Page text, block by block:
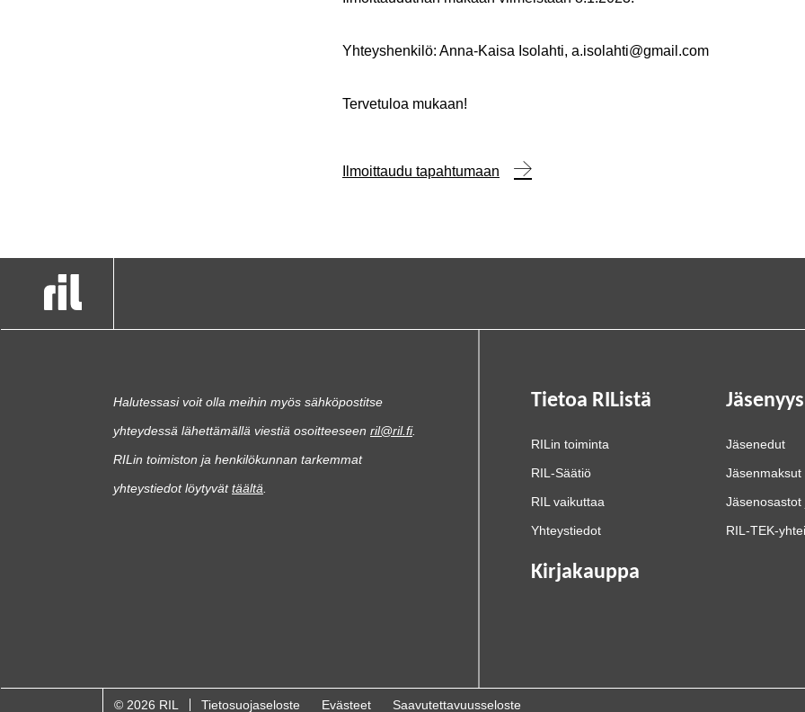
Yhteyshenkilö: Anna-Kaisa Isolahti, a.isolahti@gmail.com
Tervetuloa mukaan!
Ilmoittaudu tapahtumaan
Halutessasi voit olla meihin myös sähköpostitse
yhteydessä lähettämällä viestiä osoitteeseen ril@ril.fi.
RILin toimiston ja henkilökunnan tarkemmat
yhteystiedot löytyvättäältä
Tietoa RIListä
RILin toiminta
RIL-Säätiö
RIL vaikuttaa
Yhteystiedot
Jäsenyys
Jäsenedut
Jäsenmaksut
RIL-TEK-
Kirjakauppa
© 2026 RIL Tietosuojaseloste Evästeet Saavutettavuusseloste